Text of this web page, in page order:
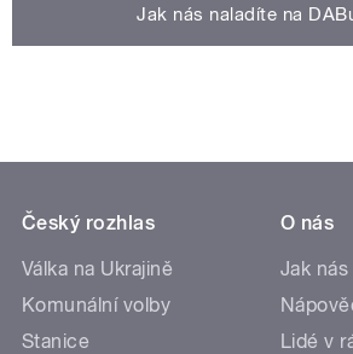
Jak nás naladíte na
Český rozhlas
Válka na Ukrajině
Komunální volby
Stanice
O nás
Jak nás
Lidé v